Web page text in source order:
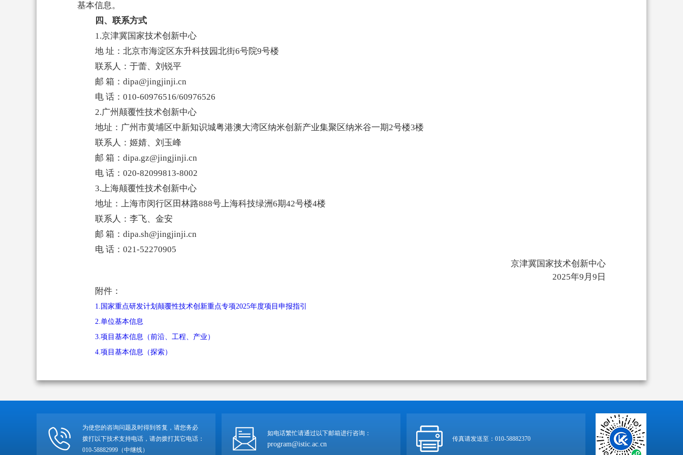
基本信息。
四、联系方式
1.京津冀国家技术创新中心
地 址：北京市海淀区东升科技园北街6号院9号楼
联系人：于蕾、刘锐平
邮 箱：dipa@jingjinji.cn
电 话：010-60976516/60976526
2.广州颠覆性技术创新中心
地址：广州市黄埔区中新知识城粤港澳大湾区纳米创新产业集聚区纳米谷一期2号楼3楼
联系人：姬婧、刘玉峰
邮 箱：dipa.gz@jingjinji.cn
电 话：020-82099813-8002
3.上海颠覆性技术创新中心
地址：上海市闵行区田林路888号上海科技绿洲6期42号楼4楼
联系人：李飞、金安
邮 箱：dipa.sh@jingjinji.cn
电 话：021-52270905
京津冀国家技术创新中心
2025年9月9日
附件：
1.国家重点研发计划颠覆性技术创新重点专项2025年度项目申报指引
2.单位基本信息
3.项目基本信息（前沿、工程、产业）
4.项目基本信息（探索）
为使您的咨询问题及时得到答复，请您务必
拨打以下技术支持电话，请勿拨打其它电话：
010-58882999（中继线）
如电话繁忙请通过以下邮箱进行咨询：
program@istic.ac.cn
传真请发送至：010-58882370